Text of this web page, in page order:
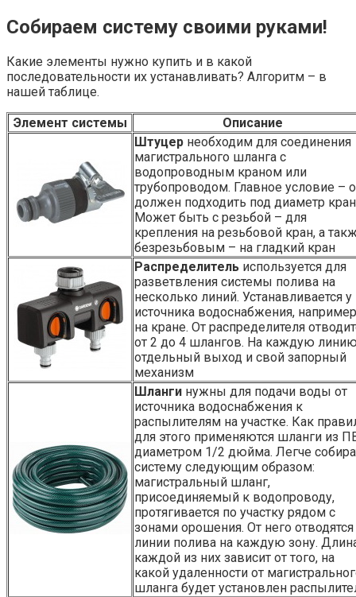
Собираем систему своими руками!
Какие элементы нужно купить и в какой
последовательности их устанавливать? Алгоритм – в
нашей таблице.
Элемент системы
Описание
Штуцер необходим для соединения
магистрального шланга с
водопроводным краном или
трубопроводом. Главное условие –
должен подходить под диаметр
Может быть с резьбой – для
крепления на резьбовой кран, а
безрезьбовым – на гладкий кран
Распределитель используется для
разветвления системы полива на
несколько линий. Устанавливается у
источника водоснабжения,
на кране. От распределителя
от 2 до 4 шлангов. На каждую
отдельный выход и свой запорный
механизм
Шланги нужны для подачи воды от
источника водоснабжения к
распылителям на участке. Как
для этого применяются шланги из
диаметром 1/2 дюйма. Легче
систему следующим образом:
магистральный шланг,
присоединяемый к водопроводу,
протягивается по участку рядом с
зонами орошения. От него отводятся
линии полива на каждую зону.
каждой из них зависит от того, на
какой удаленности от
шланга будет установлен